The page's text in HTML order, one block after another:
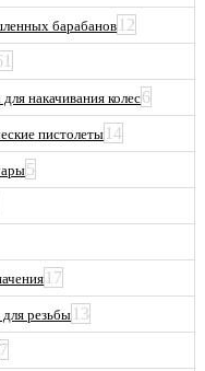
барабанов 12
накачивания колес6
пистолеты 14
5
17
резьбы13
7